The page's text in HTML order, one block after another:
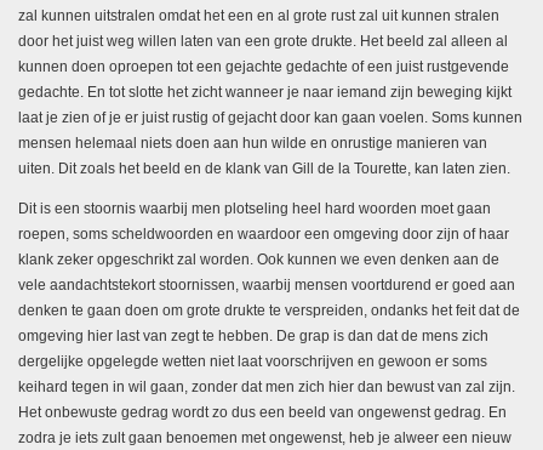
zal kunnen uitstralen omdat het een en al grote rust zal uit kunnen stralen
door het juist weg willen laten van een grote drukte. Het beeld zal alleen al
kunnen doen oproepen tot een gejachte gedachte of een juist rustgevende
gedachte. En tot slotte het zicht wanneer je naar iemand zijn beweging kijkt
laat je zien of je er juist rustig of gejacht door kan gaan voelen. Soms kunnen
mensen helemaal niets doen aan hun wilde en onrustige manieren van
uiten. Dit zoals het beeld en de klank van Gill de la Tourette, kan laten zien.
Dit is een stoornis waarbij men plotseling heel hard woorden moet gaan
roepen, soms scheldwoorden en waardoor een omgeving door zijn of haar
klank zeker opgeschrikt zal worden. Ook kunnen we even denken aan de
vele aandachtstekort stoornissen, waarbij mensen voortdurend er goed aan
denken te gaan doen om grote drukte te verspreiden, ondanks het feit dat de
omgeving hier last van zegt te hebben. De grap is dan dat de mens zich
dergelijke opgelegde wetten niet laat voorschrijven en gewoon er soms
keihard tegen in wil gaan, zonder dat men zich hier dan bewust van zal zijn.
Het onbewuste gedrag wordt zo dus een beeld van ongewenst gedrag. En
zodra je iets zult gaan benoemen met ongewenst, heb je alweer een nieuw